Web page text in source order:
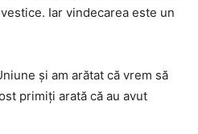
Iar vindecarea este un
și am arătat că vrem să
primiți arată că au avut